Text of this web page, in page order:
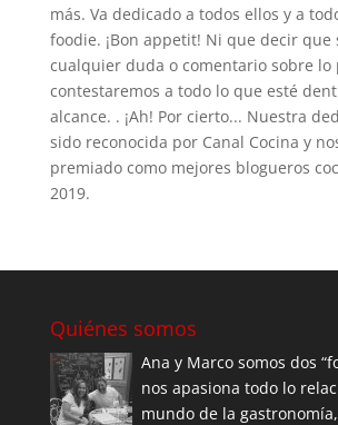
más. Va dedicado a todos ellos y a
foodie. ¡Bon appetit! Ni que decir que
cualquier duda o comentario sobre lo
contestaremos a todo lo que esté
alcance. . ¡Ah! Por cierto... Nuestra
sido reconocida por Canal Cocina y
premiado como mejores blogueros
2019.
Quiénes somos
Ana y Marco somos dos
nos apasiona todo lo
mundo de la